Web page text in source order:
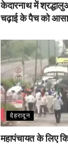
केदारनाथ में
चढ़ाई के पैच को
देहरादून
महापंचायत के लिए